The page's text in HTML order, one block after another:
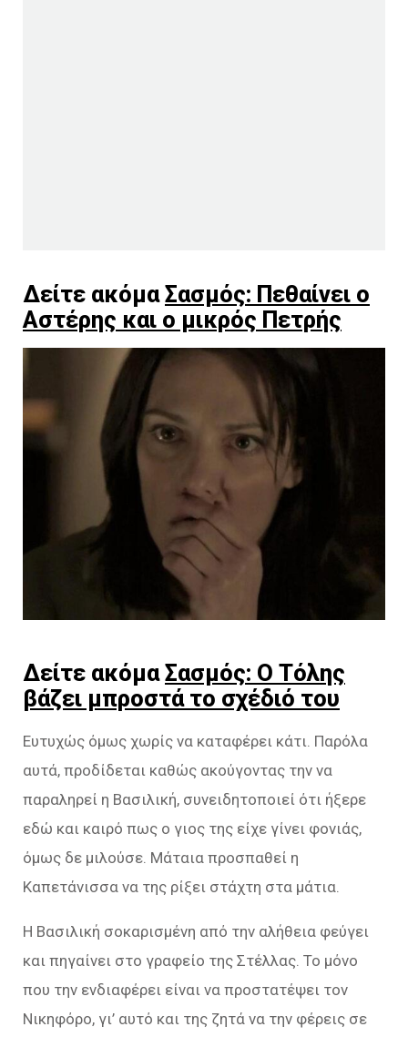
Δείτε ακόμαΣασμός: Πεθαίνει ο
Αστέρης και ο μικρός Πετρής
Δείτε ακόμαΣασμός: Ο Τόλης
βάζει μπροστά το σχέδιό του
Ευτυχώς όμως χωρίς να καταφέρει κάτι. Παρόλα
αυτά, προδίδεται καθώς ακούγοντας την να
παραληρεί η Βασιλική, συνειδητοποιεί ότι ήξερε
εδώ και καιρό πως ο γιος της είχε γίνει φονιάς,
όμως δε μιλούσε. Μάταια προσπαθεί η
Καπετάνισσα να της ρίξει στάχτη στα μάτια.
Η Βασιλική σοκαρισμένη από την αλήθεια φεύγει
και πηγαίνει στο γραφείο της Στέλλας. Το μόνο
που την ενδιαφέρει είναι να προστατέψει τον
Νικηφόρο, γι’ αυτό και της ζητά να την φέρεις σε